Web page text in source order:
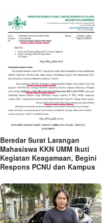
Beredar Surat Larangan
Mahasiswa KKN UMM Ikuti
Kegiatan Keagamaan, Begini
Respons PCNU dan Kampus